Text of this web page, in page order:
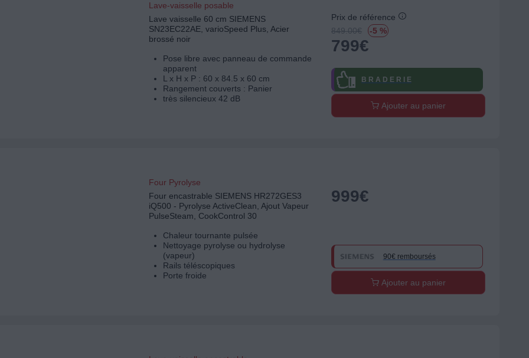
Lave-vaisselle posable
Lave vaisselle 60 cm SIEMENS
SN23EC22AE, varioSpeed Plus, Acier
brossé noir
Pose libre avec panneau de commande
apparent
L x H x P : 60 x 84.5 x 60 cm
Rangement couverts : Panier
très silencieux 42 dB
Prix de référence
849.00€ -5 %
799€
B R A D E R I E
Ajouter au panier
Four Pyrolyse
Four encastrable SIEMENS HR272GES3
iQ500 - Pyrolyse ActiveClean, Ajout Vapeur
PulseSteam, CookControl 30
Chaleur tournante pulsée
Nettoyage pyrolyse ou hydrolyse
(vapeur)
Rails téléscopiques
Porte froide
999€
90€ remboursés
Ajouter au panier